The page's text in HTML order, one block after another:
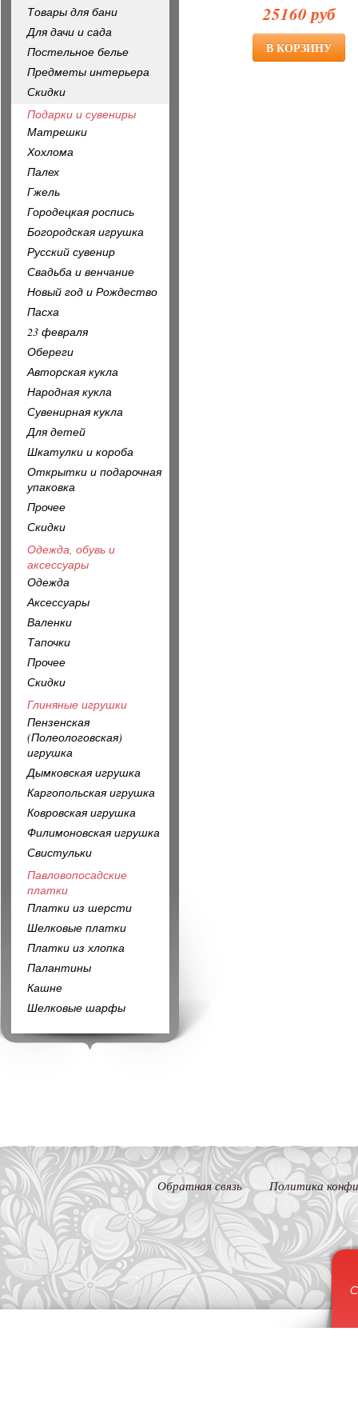
25160 руб
Товары для бани
Для дачи и сада
Постельное белье
Предметы интерьера
Скидки
Подарки и сувениры
Матрешки
Хохлома
Палех
Гжель
Городецкая роспись
Богородская игрушка
Русский сувенир
Свадьба и венчание
Новый год и Рождество
Пасха
23 февраля
Обереги
Авторская кукла
Народная кукла
Сувенирная кукла
Для детей
Шкатулки и короба
Открытки и подарочная
упаковка
Прочее
Скидки
Одежда, обувь и
аксессуары
Одежда
Аксессуары
Валенки
Тапочки
Прочее
Скидки
Глиняные игрушки
Пензенская
(Полеологовская)
игрушка
Дымковская игрушка
Каргопольская игрушка
Ковровская игрушка
Филимоновская игрушка
Свистульки
Павловопосадские
платки
Платки из шерсти
Шелковые платки
Платки из хлопка
Палантины
Кашне
Шелковые шарфы
Обратная связь Политика